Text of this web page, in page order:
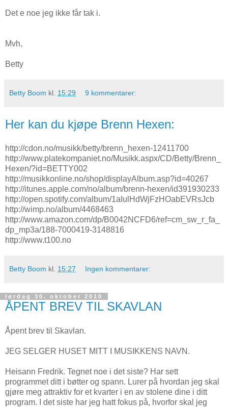
Det e noe jeg ikke får tak i.
Mvh,
Betty
Betty Boom kl. 15:29 9 kommentarer:
Her kan du kjøpe Brenn Hexen:
http://cdon.no/musikk/betty/brenn_hexen-12411700
http://www.platekompaniet.no/Musikk.aspx/CD/Betty/Brenn_
Hexen/?id=BETTY002
http://musikkonline.no/shop/displayAlbum.asp?id=40267
http://itunes.apple.com/no/album/brenn-hexen/id391930233
http://open.spotify.com/album/1aIulHdWjFzHOabEVRsJcb
http://wimp.no/album/4468463
http://www.amazon.com/dp/B0042NCFD6/ref=cm_sw_r_fa_
dp_mp3a/188-7000419-3148816
http://www.t100.no
Betty Boom kl. 15:27 Ingen kommentarer:
lørdag 30. oktober 2010
ÅPENT BREV TIL SKAVLAN
Åpent brev til Skavlan.
JEG SELGER HUSET MITT I MUSIKKENS NAVN.
Heisann Fredrik. Tegnet noe i det siste? Har sett
programmet ditt i bøtter og spann. Lurer på hvordan jeg skal
gjøre meg attraktiv for et kvarter i en av stolene dine i ditt
program. I det siste har jeg hatt fokus på, hvorfor skal jeg